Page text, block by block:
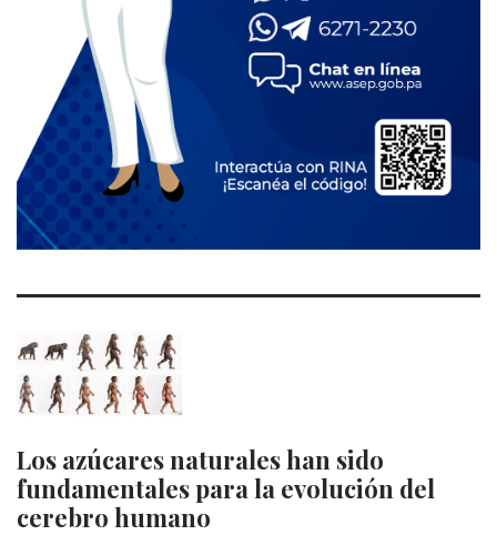
Los azúcares naturales han sido
fundamentales para la evolución del
cerebro humano